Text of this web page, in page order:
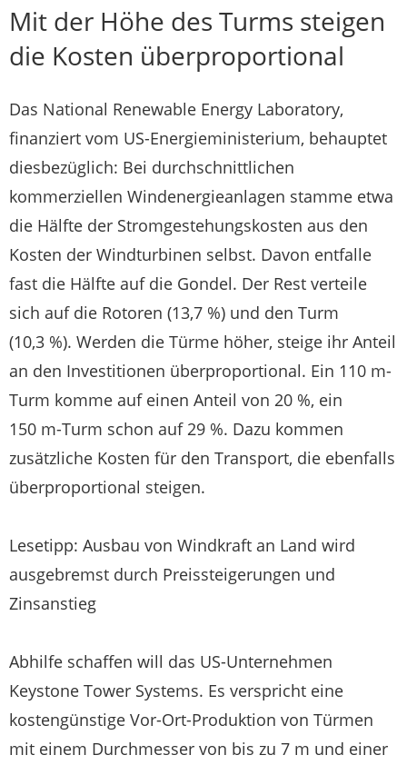
Mit der Höhe des Turms steigen
die Kosten überproportional
Das National Renewable Energy Laboratory,
finanziert vom US-Energieministerium, behauptet
diesbezüglich: Bei durchschnittlichen
kommerziellen Windenergieanlagen stamme etwa
die Hälfte der Stromgestehungskosten aus den
Kosten der Windturbinen selbst. Davon entfalle
fast die Hälfte auf die Gondel. Der Rest verteile
sich auf die Rotoren (13,7 %) und den Turm
(10,3 %). Werden die Türme höher, steige ihr Anteil
an den Investitionen überproportional. Ein 110 m-
Turm komme auf einen Anteil von 20 %, ein
150 m-Turm schon auf 29 %. Dazu kommen
zusätzliche Kosten für den Transport, die ebenfalls
überproportional steigen.
Lesetipp: Ausbau von Windkraft an Land wird
ausgebremst durch Preissteigerungen und
Zinsanstieg
Abhilfe schaffen will das US-Unternehmen
Keystone Tower Systems. Es verspricht eine
kostengünstige Vor-Ort-Produktion von Türmen
mit einem Durchmesser von bis zu 7 m und einer